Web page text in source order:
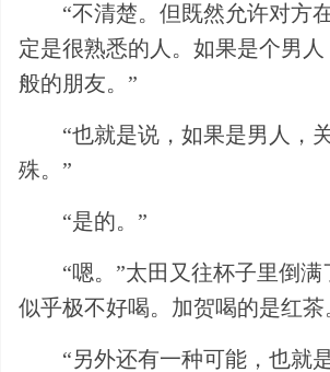
“不清楚。但既然允许对方
定是很熟悉的人。如果是个男
般的朋友。”
“也就是说，如果是男人，
殊。”
“是的。”
“嗯。”太田又往杯子里倒
似乎极不好喝。加贺喝的是红茶
“另外还有一种可能，也就